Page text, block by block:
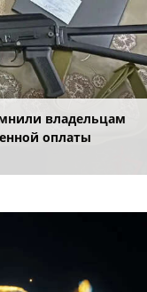
владельцам
оплаты